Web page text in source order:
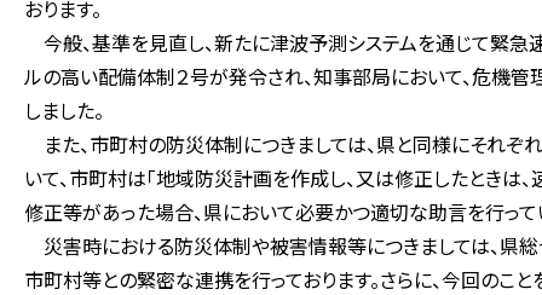
おります。
今般、基準を見直し、新たに津波予測システムを通じて緊
ルの高い配備体制２号が発令され、知事部局において、危機
しました。
また、市町村の防災体制につきましては、県と同様にそれ
いて、市町村は「地域防災計画を作成し、又は修正したときは
修正等があった場合、県において必要かつ適切な助言を行っ
災害時における防災体制や被害情報等につきましては、県
市町村等との緊密な連携を行っております。さらに、今回の